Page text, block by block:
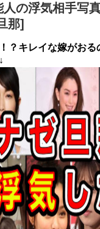
人の浮気相手写
那]
？キレイな嫁がおる